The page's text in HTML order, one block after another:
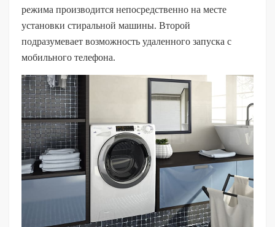
режима производится непосредственно на месте
установки стиральной машины. Второй
подразумевает возможность удаленного запуска с
мобильного телефона.